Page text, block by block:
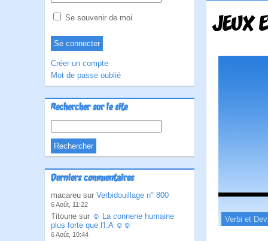
Se souvenir de moi
Créer un compte
Mot de passe oublié
Rechercher sur le site
Derniers commentaires
macareu sur Verbidouillage n° 800
6 Août, 11:22
Titoune sur ☺ La connerie humaine
plus forte que l'I.A ☺☺
6 Août, 10:44
JEUX
Verbi et